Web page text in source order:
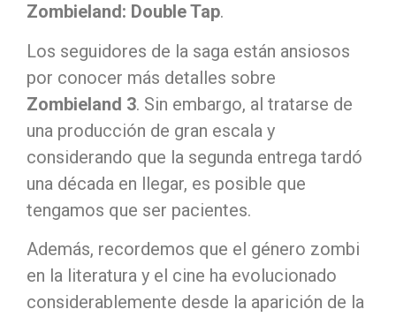
Zombieland: Double Tap.
Los seguidores de la saga están ansiosos
por conocer más detalles sobre
Zombieland 3. Sin embargo, al tratarse de
una producción de gran escala y
considerando que la segunda entrega tardó
una década en llegar, es posible que
tengamos que ser pacientes.
Además, recordemos que el género zombi
en la literatura y el cine ha evolucionado
considerablemente desde la aparición de la